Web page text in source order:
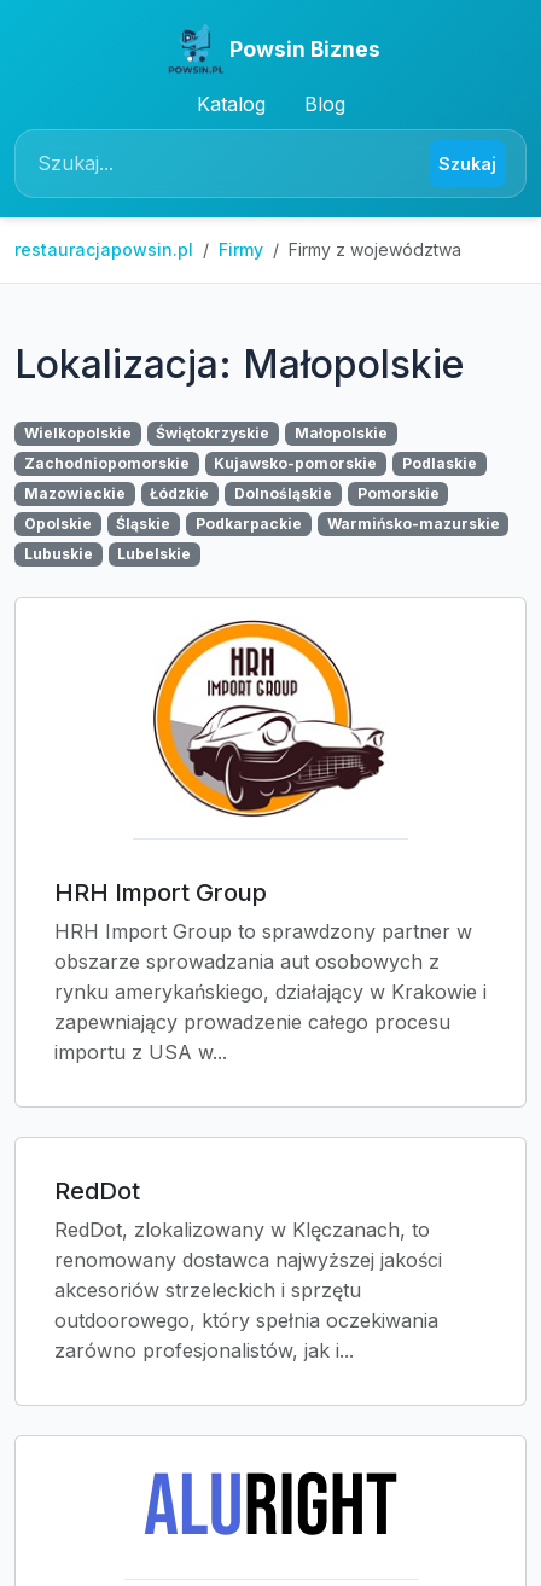
Powsin Biznes
Katalog Blog
Szukaj
restauracjapowsin.pl Firmy Firmy z województwa
Lokalizacja: Małopolskie
Wielkopolskie Świętokrzyskie
Małopolskie
Zachodniopomorskie
Kujawsko-pomorskie
Podlaskie
Mazowieckie
Łódzkie Dolnośląskie
Pomorskie
Opolskie
Śląskie Podkarpackie
Warmińsko-mazurskie
Lubuskie
Lubelskie
HRH Import Group
HRH Import Group to sprawdzony partner w
obszarze sprowadzania aut osobowych z
rynku amerykańskiego, działający w Krakowie i
zapewniający prowadzenie całego procesu
importu z USA w...
RedDot
RedDot, zlokalizowany w Klęczanach, to
renomowany dostawca najwyższej jakości
akcesoriów strzeleckich i sprzętu
outdoorowego, który spełnia oczekiwania
zarówno profesjonalistów, jak i...